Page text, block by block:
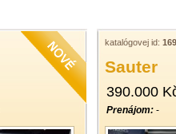
katalógovej id:
Sauter
390.000
Prenájom: -